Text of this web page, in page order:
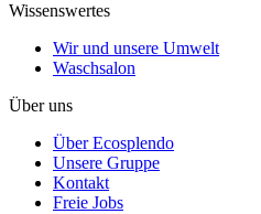
Wissenswertes
Wir und unsere Umwelt
Waschsalon
Über uns
Über Ecosplendo
Unsere Gruppe
Kontakt
Freie Jobs